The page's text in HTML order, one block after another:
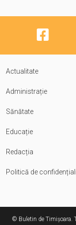
Actualitate
Administrație
Sănătate
Educație
Redacția
Politică de
© Buletin de Timișoara.